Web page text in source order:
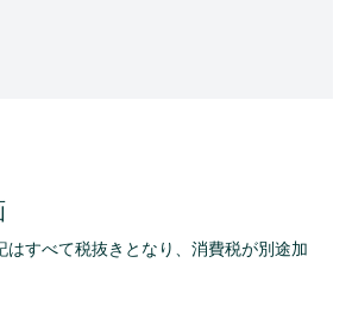
すべて税抜きとなり、消費税が別途加